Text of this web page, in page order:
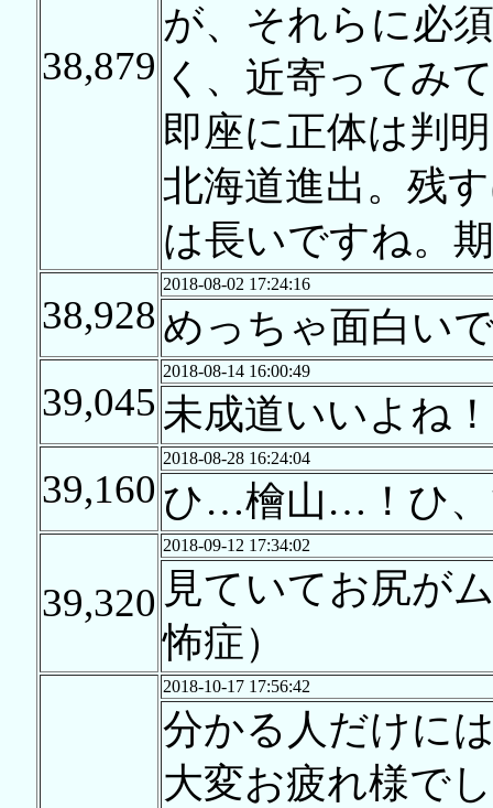
38,879
が、それらに必
く、近寄ってみ
即座に正体は判
北海道進出。残
は長いですね。
38,928
2018-08-02 17:24:16
めっちゃ面白い
39,045
2018-08-14 16:00:49
未成道いいよね！
39,160
2018-08-28 16:24:04
ひ…檜山…！ひ
39,320
2018-09-12 17:34:02
見ていてお尻が
怖症）
2018-10-17 17:56:42
分かる人だけに
大変お疲れ様で